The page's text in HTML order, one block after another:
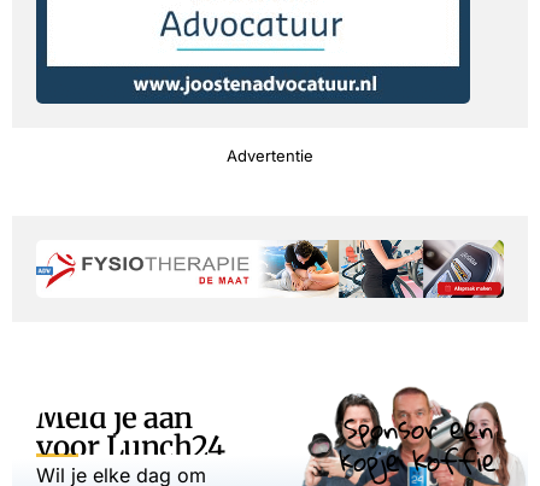
Advertentie
Meld je aan
voor Lunch24
Wil je elke dag om
Sponsor een
kopje koffie